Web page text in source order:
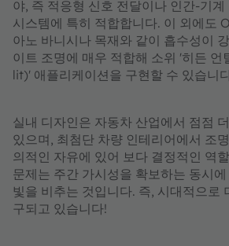
야, 즉 적응형 신호 전달이나 인간-기
시스템에 특히 적합합니다. 이 외에도
아노 바니시나 목재와 같이 흡수성이
이트 조명에 매우 적합해 소위 '히든
lit)' 애플리케이션을 구현할 수 있습니
실내 디자인은 자동차 산업에서 점점
있으며, 최첨단 차량 인테리어에서 조
의적인 자유에 있어 보다 결정적인 역
문제는 주간 가시성을 확보하는 동시
빛을 비추는 것입니다. 즉, 시대적으로
구되고 있습니다!